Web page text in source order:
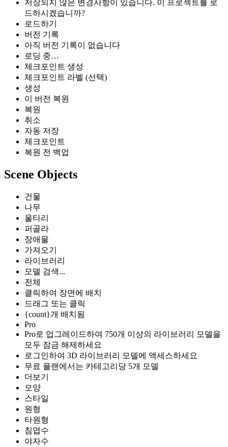
저장되지 않은 변경사항이 있습니다. 이 프로젝트를 로
드하시겠습니까?
로드하기
버전 기록
아직 버전 기록이 없습니다
로딩 중…
체크포인트 생성
체크포인트 라벨 (선택)
생성
이 버전 복원
복원
취소
자동 저장
체크포인트
복원 전 백업
Scene Objects
건물
나무
울타리
퍼골라
장애물
가져오기
라이브러리
모델 검색...
전체
클릭하여 장면에 배치
드래그 또는 클릭
{count}개 배치됨
Pro
Pro로 업그레이드하여 750개 이상의 라이브러리 모델을
모두 잠금 해제하세요
로그인하여 3D 라이브러리 모델에 액세스하세요
무료 플랜에서는 카테고리당 5개 모델
더보기
모양
스타일
원형
타원형
침엽수
야자수